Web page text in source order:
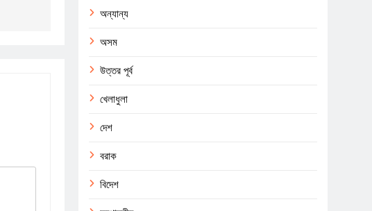
অন্যান্য
অসম
উত্তর পূর্ব
খেলাধুলা
দেশ
বরাক
বিদেশ